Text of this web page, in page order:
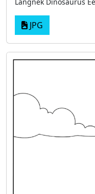
Langnek Dinosaurus
JPG